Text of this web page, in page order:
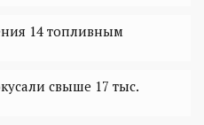
14 топливным
свыше 17 тыс.